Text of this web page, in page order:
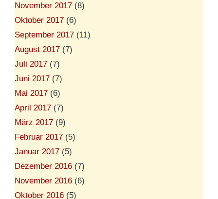
November 2017 (8)
Oktober 2017 (6)
September 2017 (11)
August 2017 (7)
Juli 2017 (7)
Juni 2017 (7)
Mai 2017 (6)
April 2017 (7)
März 2017 (9)
Februar 2017 (5)
Januar 2017 (5)
Dezember 2016 (7)
November 2016 (6)
Oktober 2016 (5)